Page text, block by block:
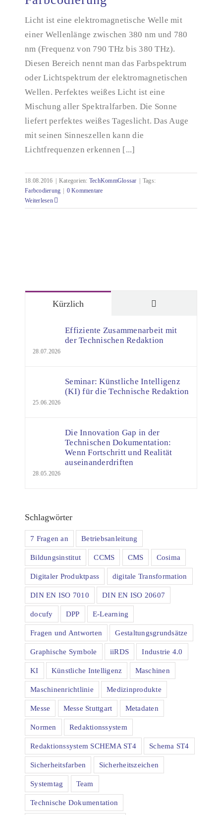
Licht ist eine elektromagnetische Welle mit
einer Wellenlänge zwischen 380 nm und 780
nm (Frequenz von 790 THz bis 380 THz).
Diesen Bereich nennt man das Farbspektrum
oder Lichtspektrum der elektromagnetischen
Wellen. Perfektes weißes Licht ist eine
Mischung aller Spektralfarben. Die Sonne
liefert perfektes weißes Tageslicht. Das Auge
mit seinen Sinneszellen kann die
Lichtfrequenzen erkennen [...]
18.08.2016 Kategorien: TechKommGlossar
Tags:
Farbcodierung
0 Kommentare
Weiterlesen
Kürzlich
Effiziente Zusammenarbeit mit
der Technischen Redaktion
28.07.2026
Seminar: Künstliche Intelligenz
(KI) für die Technische Redaktion
25.06.2026
Die Innovation Gap in der
Technischen Dokumentation:
Wenn Fortschritt und Realität
auseinanderdriften
28.05.2026
Schlagwörter
7 Fragen an Betriebsanleitung
Bildungsinstitut CCMS CMS Cosima
Digitaler Produktpass digitale Transformation
DIN EN ISO 7010 DIN EN ISO 20607
docufy DPP E-Learning
Fragen und Antworten Gestaltungsgrundsätze
Graphische Symbole iiRDS Industrie 4.0
KI Künstliche Intelligenz Maschinen
Maschinenrichtlinie Medizinprodukte
Messe Messe Stuttgart Metadaten
Normen Redaktionssystem
Redaktionssystem SCHEMA ST4 Schema ST4
Sicherheitsfarben Sicherheitszeichen
Systemtag Team
Technische Dokumentation